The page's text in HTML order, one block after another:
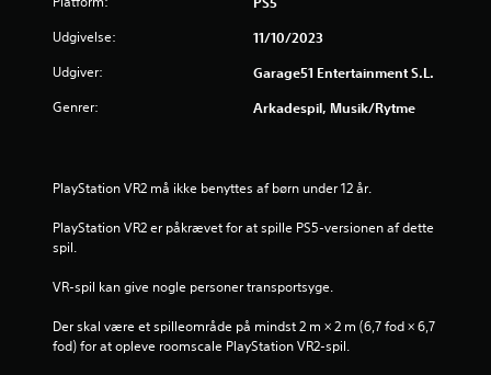
Udgivelse: 11/10/2023
Udgiver: Garage51 Entertainment S.L.
Genrer: Arkadespil, Musik/rytme
PlayStation VR2 må ikke benyttes af børn under 12 år.
PlayStation VR2 er påkrævet for at spille PS5-versionen af dette
spil.
VR-spil kan give nogle personer transportsyge.
Der skal være et spilleområde på mindst 2 m × 2 m (6,7 fod × 6,7
fod) for at opleve roomscale PlayStation VR2-spil.